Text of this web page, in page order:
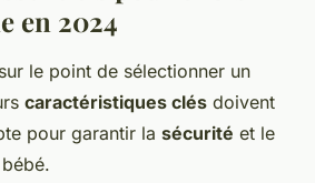
en 2024
le point de sélectionner un
caractéristiques clés doivent
pour garantir la sécurité et le